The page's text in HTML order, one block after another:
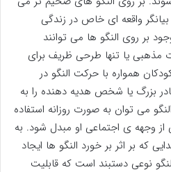
واقعه ای خاص در زندگی
روی النگو ها می توانند
مذهبی یا تنها طرحی ظریف برای
همواره با حركت النگو در
بزرگ یا شخص هدیه دهنده را به
می توان به صورت روزانه استفاده
از وجهه ی اجتماعی او مبدل شود. به
كه بر اثر بر خورد النگو ها ایجاد
نوعی دستبند است که قابلیت